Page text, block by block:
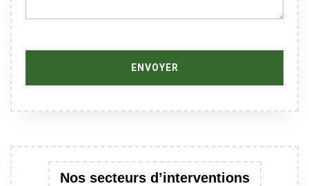
Nos secteurs d’interventions